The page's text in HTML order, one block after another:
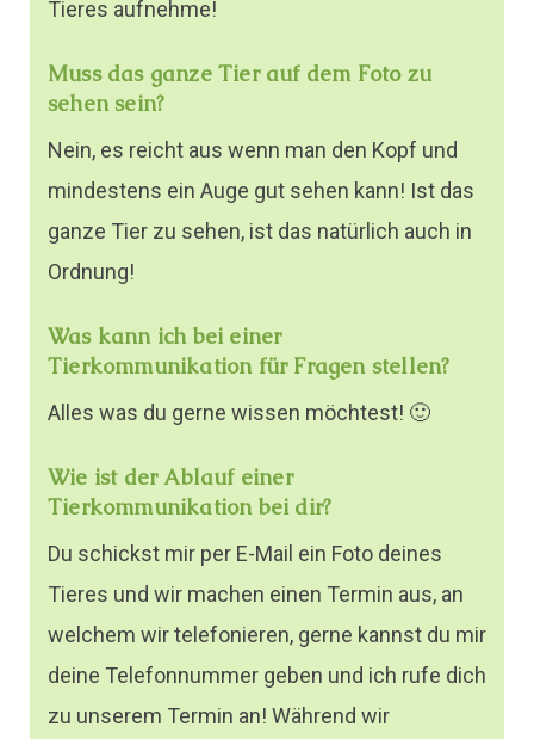
Tieres aufnehme!
Muss das ganze Tier auf dem Foto zu
sehen sein?
Nein, es reicht aus wenn man den Kopf und
mindestens ein Auge gut sehen kann! Ist das
ganze Tier zu sehen, ist das natürlich auch in
Ordnung!
Was kann ich bei einer
Tierkommunikation für Fragen stellen?
Alles was du gerne wissen möchtest! 🙂
Wie ist der Ablauf einer
Tierkommunikation bei dir?
Du schickst mir per E-Mail ein Foto deines
Tieres und wir machen einen Termin aus, an
welchem wir telefonieren, gerne kannst du mir
deine Telefonnummer geben und ich rufe dich
zu unserem Termin an! Während wir